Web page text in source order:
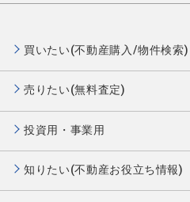
買いたい(不動産購入/物件検索)
売りたい(無料査定)
投資用・事業用
知りたい(不動産お役立ち情報)